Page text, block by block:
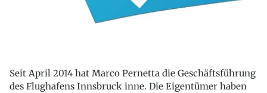
Seit April 2014 hat Marco Pernetta die Geschäftsführung
des Flughafens Innsbruck inne. Die Eigentümer haben